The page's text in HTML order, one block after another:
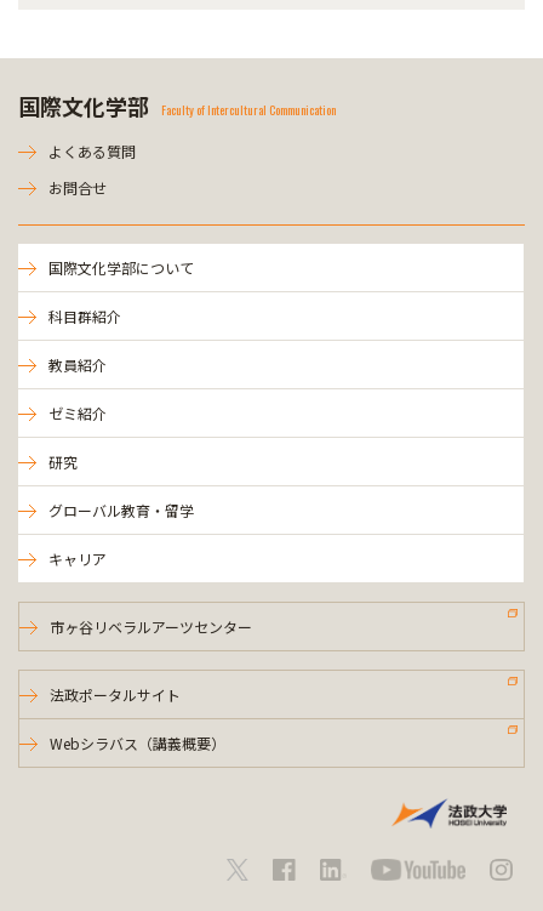
国際文化学部 Faculty of Intercultural Communication
よくある質問
お問合せ
国際文化学部について
科目群紹介
教員紹介
ゼミ紹介
研究
グローバル教育・留学
キャリア
市ヶ谷リベラルアーツセンター
法政ポータルサイト
Webシラバス（講義概要）